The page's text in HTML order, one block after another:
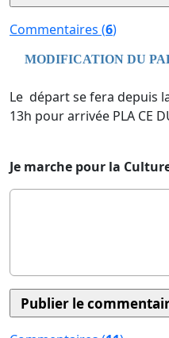
Commentaires (6)
MODIFICATION DU
Le départ se fera depuis la
13h pour arrivée PLA CE
Je marche pour la